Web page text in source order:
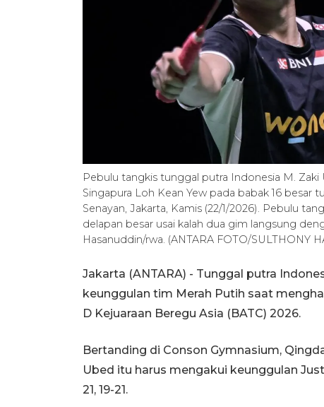
Pebulu tangkis tunggal putra Indonesia M.
Singapura Loh Kean Yew pada babak 16
Senayan, Jakarta, Kamis (22/1/2026). Pebulu
delapan besar usai kalah dua gim langsung
Hasanuddin/rwa. (ANTARA FOTO/SULTHONY
Jakarta (ANTARA) - Tunggal putra
keunggulan tim Merah Putih saat
D Kejuaraan Beregu Asia (BATC) 2026.
Bertanding di Conson Gymnasium,
Ubed itu harus mengakui keunggulan
21, 19-21.